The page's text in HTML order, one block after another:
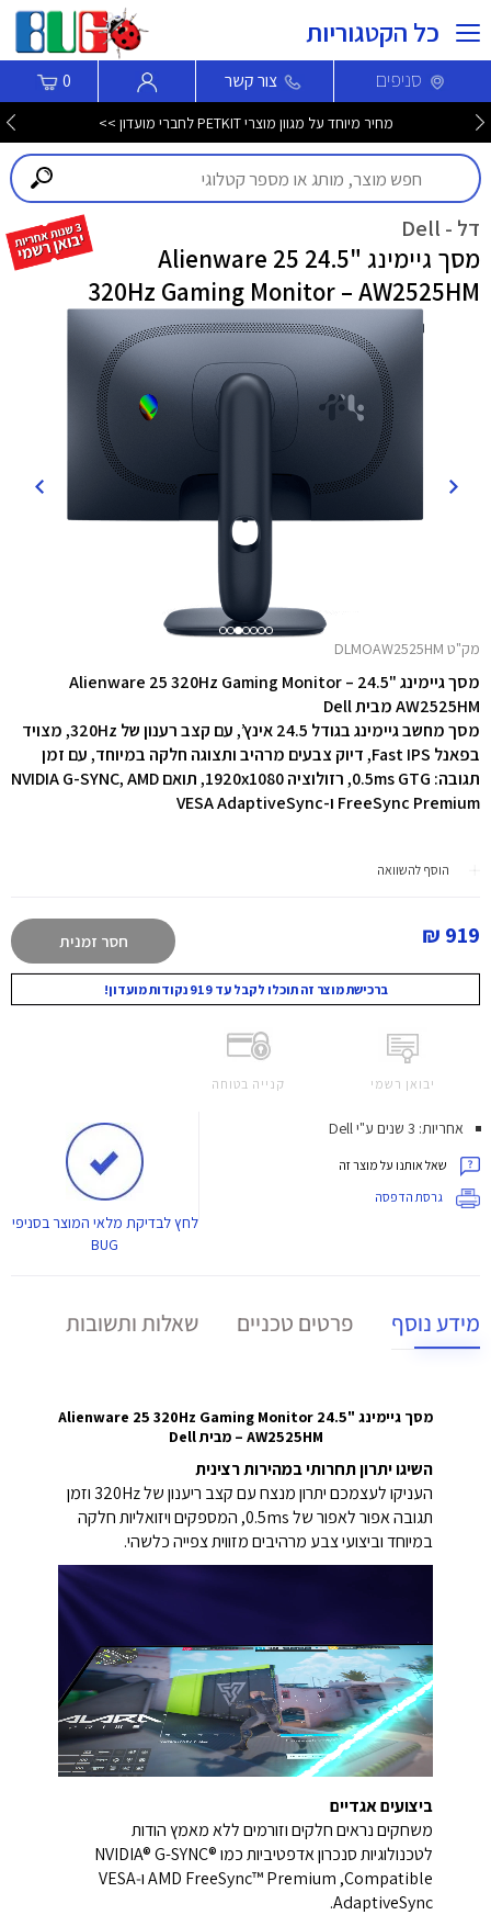
כל הקטגוריות
סניפים צור קשר 0
מחיר מיוחד על מגוון מוצרי PETKIT לחברי מועדון >>
דל - Dell
מסך גיימינג "24.5 Alienware 25
320Hz Gaming Monitor – AW2525HM
מק"ט DLMOAW2525HM
מסך גיימינג "24.5 Alienware 25 320Hz Gaming Monitor –
AW2525HM מבית Dell
מסך מחשב גיימינג בגודל 24.5 אינץ’, עם קצב רענון של 320Hz, מצויד
בפאנל Fast IPS, דיוק צבעים מרהיב ותצוגה חלקה במיוחד, עם
זמן
תגובה:
רזולוציה1920x1080, תואם NVIDIA G-SYNC,AMD
FreeSync Premium ו-
VESA AdaptiveSync
הוסף להשוואה
919 ₪ חסר זמנית
ברכישת מוצר זה תוכלו לקבל עד 919 נקודות מועדון!
יבואן רשמי קנייה בטוחה
אחריות: 3 שנים ע"י Dell
שאל אותנו על מוצר זה
גרסת הדפסה
לחץלבדיקת מלאי המוצר בסניפי
BUG
מידע נוסף פרטים טכניים שאלות ותשובות
מסך גיימינג "24.5 Alienware 25 320Hz Gaming Monitor
– AW2525HM מבית Dell
השיגו יתרון תחרותי במהירות רצינית
העניקו לעצמכם יתרון מנצח עם קצב ריענון של ‎320Hz‎ וזמן
תגובה אפור לאפור של ‎0.5ms, המספקים ויזואליות חלקה
במיוחד וביצועי צבע מרהיבים מזווית צפייה כלשהי.
ביצועים אגדיים
משחקים נראים חלקים וזורמים ללא מאמץ הודות
לטכנולוגיות סנכרון אדפטיביות כמו ‏NVIDIA® G-SYNC®
Compatible‏, ‏AMD FreeSync™ Premium‏ ו‑VESA
AdaptiveSync.‏